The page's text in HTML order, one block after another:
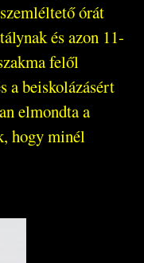
órát
és azon 11-
felől
a beiskolázásért
elmondta a
hogy minél